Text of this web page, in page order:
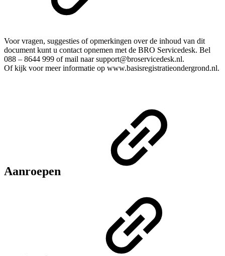
Voor vragen, suggesties of opmerkingen over de inhoud van dit
document kunt u contact opnemen met de BRO Servicedesk. Bel
088 – 8644 999 of mail naar support@broservicedesk.nl.
Of kijk voor meer informatie op www.basisregistratieondergrond.nl.
Aanroepen